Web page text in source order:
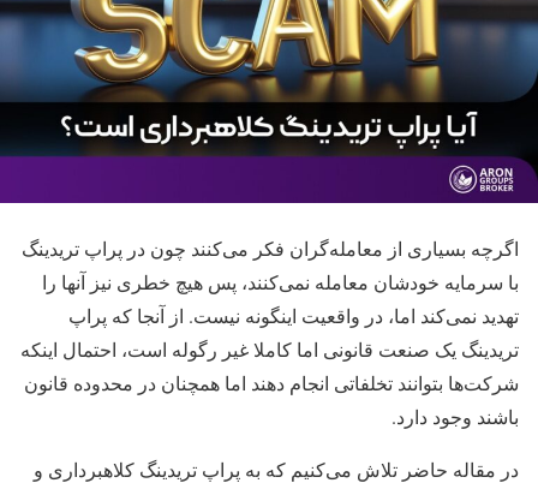
اگرچه بسیاری از ‌‌معامله‌گران فکر می‌کنند چون در پراپ تریدینگ
با سرمایه خودشان معامله نمی‌کنند، پس هیچ خطری نیز آنها را
تهدید نمی‌کند اما، در واقعیت اینگونه نیست. از آنجا که پراپ
تریدینگ یک صنعت قانونی اما کاملا غیر رگوله است، احتمال اینکه
شرکت‌ها بتوانند تخلفاتی انجام دهند اما همچنان در محدوده قانون
باشند وجود دارد.
در مقاله حاضر تلاش می‌کنیم که به پراپ تریدینگ کلاهبرداری و